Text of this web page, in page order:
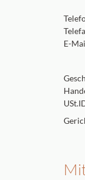
E-